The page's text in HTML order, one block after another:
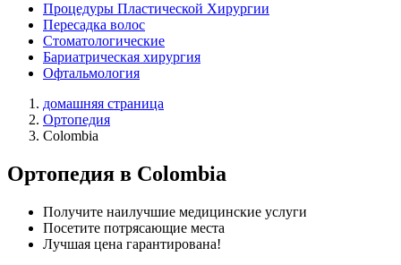
Процедуры Пластической Хирургии
Пересадка волос
Стоматологические
Бариатрическая хирургия
Офтальмология
домашняя страница
Ортопедия
Colombia
Ортопедия в Colombia
Получите наилучшие медицинские услуги
Посетите потрясающие места
Лучшая цена гарантирована!